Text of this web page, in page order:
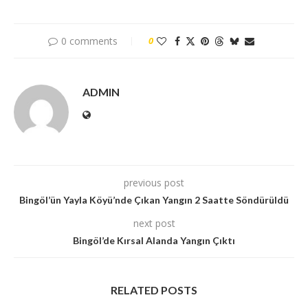
0 comments 0
ADMIN
previous post
Bingöl’ün Yayla Köyü’nde Çıkan Yangın 2 Saatte Söndürüldü
next post
Bingöl’de Kırsal Alanda Yangın Çıktı
RELATED POSTS